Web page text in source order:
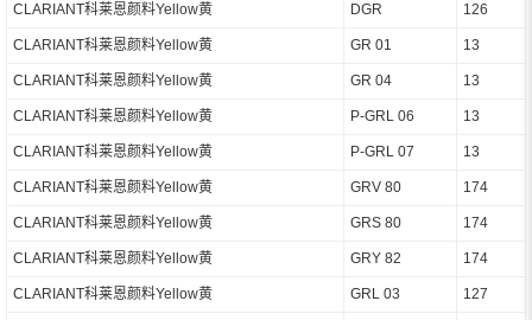
CLARIANT科莱恩颜料Yellow黄 DGR 126
CLARIANT科莱恩颜料Yellow黄 GR 01 13
CLARIANT科莱恩颜料Yellow黄 GR 04 13
CLARIANT科莱恩颜料Yellow黄 P-GRL 06 13
CLARIANT科莱恩颜料Yellow黄 P-GRL 07 13
CLARIANT科莱恩颜料Yellow黄 GRV 80 174
CLARIANT科莱恩颜料Yellow黄 GRS 80 174
CLARIANT科莱恩颜料Yellow黄 GRY 82 174
CLARIANT科莱恩颜料Yellow黄 GRL 03 127